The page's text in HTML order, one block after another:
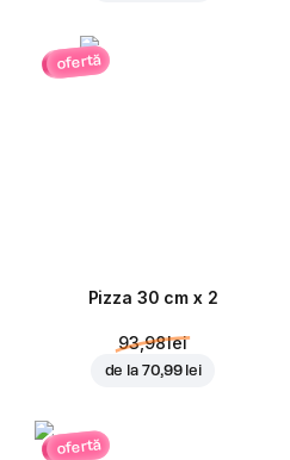
ofertă
Pizza 30 cm x 2
93,98 lei
de la 70,99 lei
ofertă